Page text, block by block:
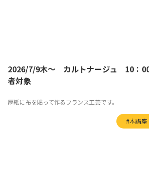
2026/7/9木～ カルトナージュ 10：
者対象
厚紙に布を貼って作るフランス工芸です。
#本講座